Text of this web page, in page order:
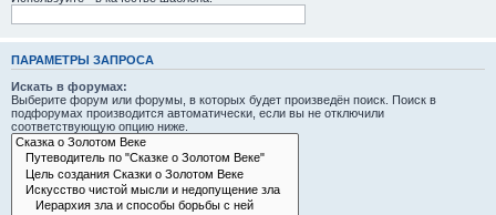
ПАРАМЕТРЫ ЗАПРОСА
Искать в форумах:
Выберите форум или форумы, в которых будет произведён поиск. Поиск в
подфорумах производится автоматически, если вы не отключили
соответствующую опцию ниже.